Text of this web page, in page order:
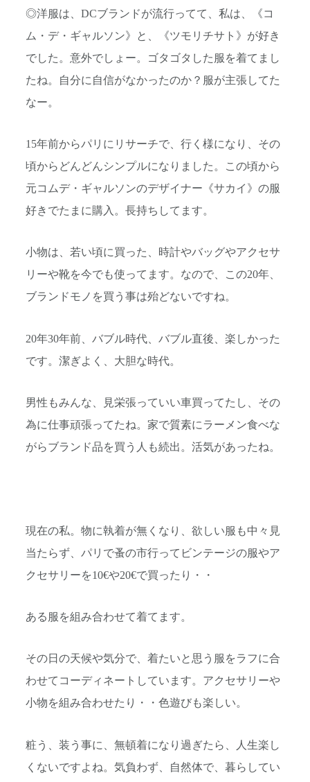
◎洋服は、DCブランドが流行ってて、私は、《コ
ム・デ・ギャルソン》と、《ツモリチサト》が好き
でした。意外でしょー。ゴタゴタした服を着てまし
たね。自分に自信がなかったのか？服が主張してた
なー。
15年前からパリにリサーチで、行く様になり、その
頃からどんどんシンプルになりました。この頃から
元コムデ・ギャルソンのデザイナー《サカイ》の服
好きでたまに購入。長持ちしてます。
小物は、若い頃に買った、時計やバッグやアクセサ
リーや靴を今でも使ってます。なので、この20年、
ブランドモノを買う事は殆どないですね。
20年30年前、バブル時代、バブル直後、楽しかった
です。潔ぎよく、大胆な時代。
男性もみんな、見栄張っていい車買ってたし、その
為に仕事頑張ってたね。家で質素にラーメン食べな
がらブランド品を買う人も続出。活気があったね。
現在の私。物に執着が無くなり、欲しい服も中々見
当たらず、パリで蚤の市行ってビンテージの服やア
クセサリーを10€や20€で買ったり・・
ある服を組み合わせて着てます。
その日の天候や気分で、着たいと思う服をラフに合
わせてコーディネートしています。アクセサリーや
小物を組み合わせたり・・色遊びも楽しい。
粧う、装う事に、無頓着になり過ぎたら、人生楽し
くないですよね。気負わず、自然体で、暮らしてい